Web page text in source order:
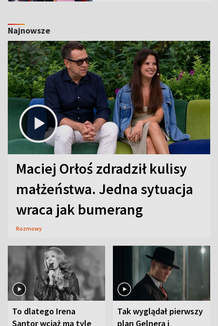
Najnowsze
Maciej Orłoś zdradził kulisy
małżeństwa. Jedna sytuacja
wraca jak bumerang
Rozmowy
To dlatego Irena
Santor wciąż ma tyle
Tak wyglądał pierwszy
plan Gelnera i